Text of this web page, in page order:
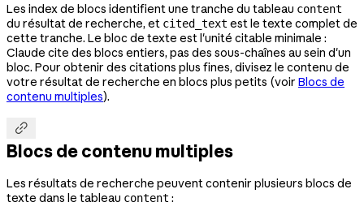
Les index de blocs identifient une tranche du tableau content
du résultat de recherche, et cited_text est le texte complet de
cette tranche. Le bloc de texte est l'unité citable minimale :
Claude cite des blocs entiers, pas des sous-chaînes au sein d'un
bloc. Pour obtenir des citations plus fines, divisez le contenu de
votre résultat de recherche en blocs plus petits (voir Blocs de
contenu multiples).

Blocs de contenu multiples
Les résultats de recherche peuvent contenir plusieurs blocs de
texte dans le tableau content :